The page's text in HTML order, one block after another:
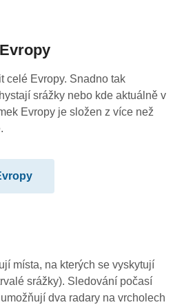
celé Evropy. Snadno tak
srážky nebo kde aktuálně v
Evropy je složen z více než
místa, na kterých se vyskytují
srážky). Sledování počasí
dva radary na vrcholech